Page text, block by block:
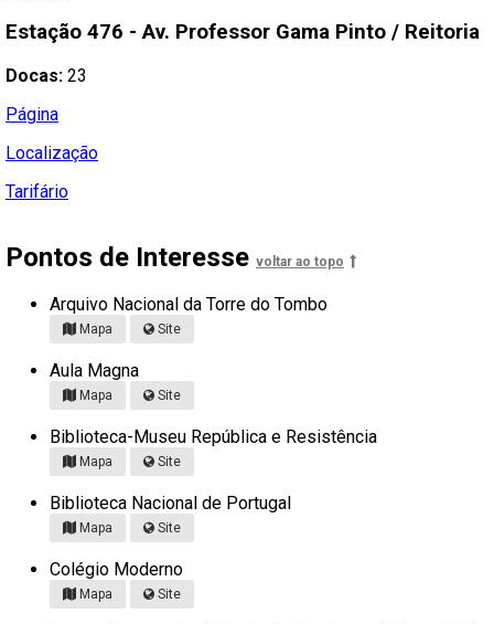
Estação 476 - Av. Professor Gama Pinto / Reitoria
Docas: 23
Página
Localização
Tarifário
Pontos de Interesse voltar ao topo
Arquivo Nacional da Torre do Tombo
Mapa Site
Aula Magna
Mapa Site
Biblioteca-Museu República e Resistência
Mapa Site
Biblioteca Nacional de Portugal
Mapa Site
Colégio Moderno
Mapa Site